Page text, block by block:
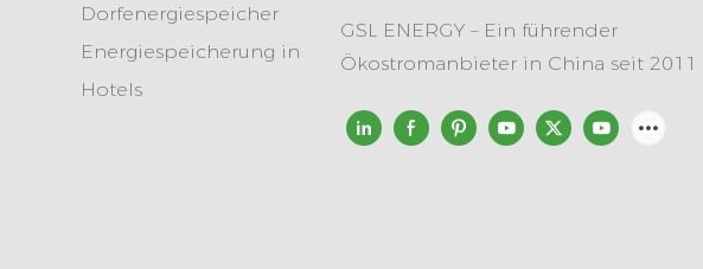
Dorfenergiespeicher
Energiespeicherung in
Hotels
GSL ENERGY – Ein führender
Ökostromanbieter in China seit 2011